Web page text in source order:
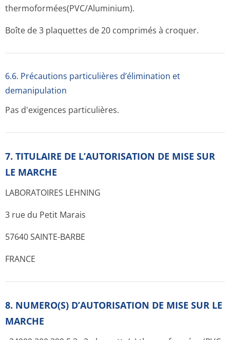
thermoformées(PVC/A­luminium).
Boîte de 3 plaquettes de 20 comprimés à croquer.
6.6. Précautions particulières d’élimination et
demanipulation
Pas d'exigences particulières.
7. TITULAIRE DE L’AUTORISATION DE MISE SUR
LE MARCHE
LABORATOIRES LEHNING
3 rue du Petit Marais
57640 SAINTE-BARBE
FRANCE
8. NUMERO(S) D’AUTORISATION DE MISE SUR LE
MARCHE